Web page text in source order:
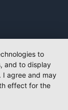
to
and to display
I agree and may
effect for the